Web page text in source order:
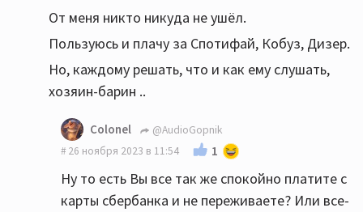
От меня никто никуда не ушёл.
Пользуюсь и плачу за Спотифай, Кобуз, Дизер.
Но, каждому решать, что и как ему слушать,
хозяин-барин ..
Colonel
@AudioGopnik
26 ноября 2023 в 11:54
1
Ну то есть Вы все так же спокойно платите с
карты сбербанка и не переживаете? Или все-